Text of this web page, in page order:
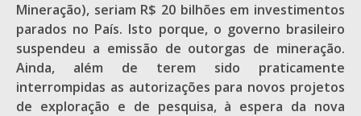
Mineração), seriam R$ 20 bilhões em investimentos
parados no País. Isto porque, o governo brasileiro
suspendeu a emissão de outorgas de mineração.
Ainda, além de terem sido praticamente
interrompidas as autorizações para novos projetos
de exploração e de pesquisa, à espera da nova